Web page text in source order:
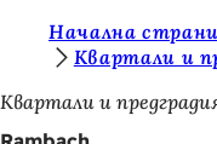
Преминаване към
е
Начална
Квартали и
Квартали и